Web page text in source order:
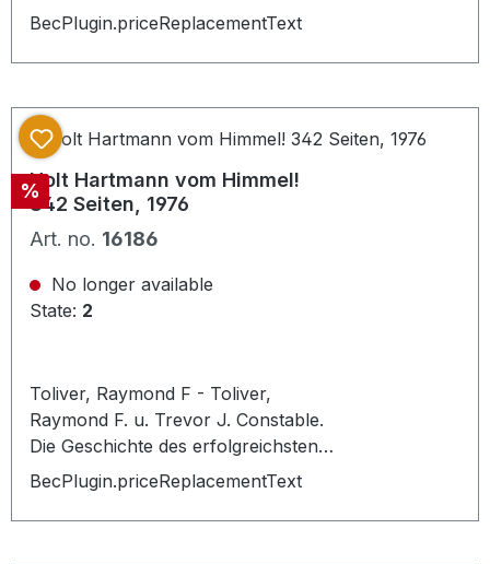
amerikanischen Bestseller-Autoren
vermitteln eine von hoher Fairness
und Genauigkeit getragene
Jagdflieger-Asse., [PU:Stuttgart :
Motorbuch-Verlag 1981]
BecPlugin.priceReplacementText
Discount
%Holt Hartmann vom Himmel!
342 Seiten, 1976
Art. no. 16186
No longer available
State: 2
Toliver, Raymond F - Toliver,
Raymond F. u. Trevor J. Constable.
Die Geschichte des erfolgreichsten
Jagdfliegers der Welt.Stuttgart.
Motorbuch Verlag, 28. Auflage, mit
zahlreichen Fotos, mit zahlreichen
BecPlugin.priceReplacementText